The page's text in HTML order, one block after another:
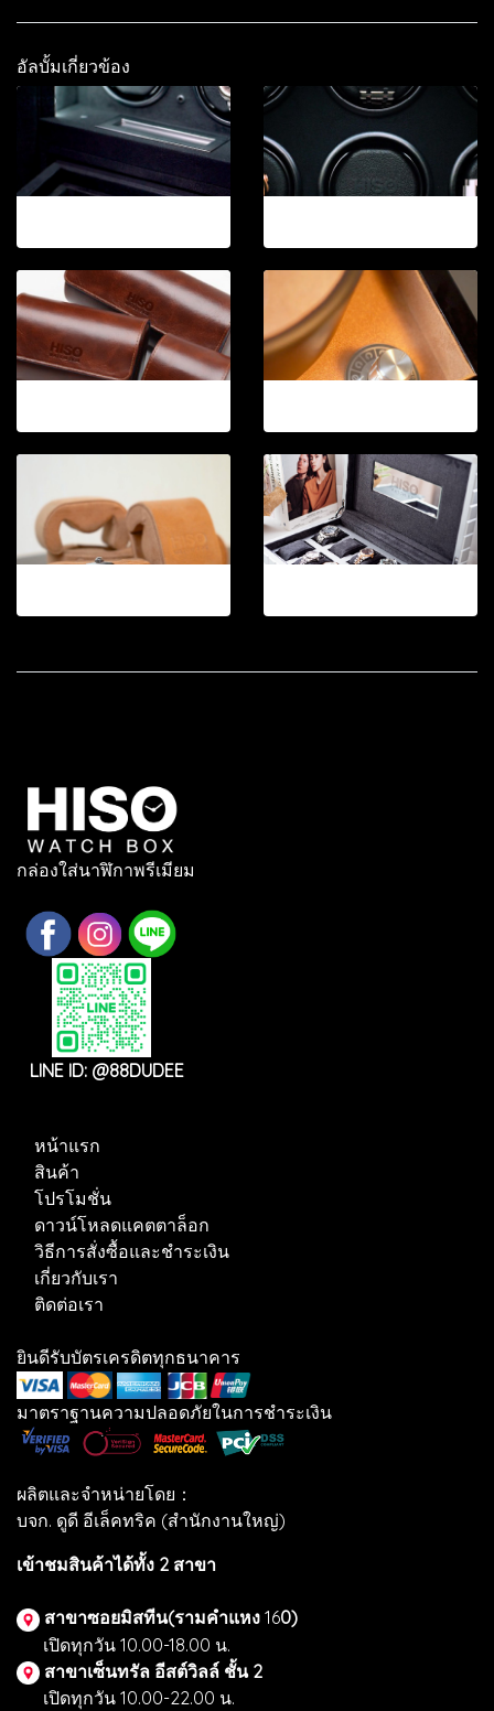
อัลบั้มเกี่ยวข้อง
กล่องใส่นาฬิกาพรีเมียม
LINE ID: @88DUDEE
หน้าแรก
สินค้า
โปรโมชั่น
ดาวน์โหลดแคตตาล็อก
วิธีการสั่งซื้อและชำระเงิน
เกี่ยวกับเรา
ติดต่อเรา
ยินดีรับบัตรเครดิตทุกธนาคาร
มาตราฐานความปลอดภัยในการชำระเงิน
ผลิตและจำหน่ายโดย：
บจก. ดูดี อีเล็คทริค (สำนักงานใหญ่)
เข้าชมสินค้าได้ทั้ง 2 สาขา
สาขาซอยมิสทีน(รามคำแหง 160)
เปิดทุกวัน 10.00-18.00 น.
สาขาเซ็นทรัล อีสต์วิลล์ ชั้น 2
เปิดทุกวัน 10.00-22.00 น.